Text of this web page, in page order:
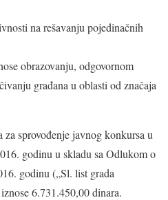
na rešavanju pojedinačnih
obrazovanju, odgovornom
građana u oblasti od značaja
za sprovođenje javnog konkursa u
godinu u skladu sa Odlukom o
godinu („Sl. list grada
6.731.450,00 dinara.